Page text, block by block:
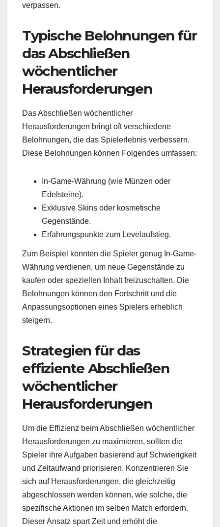
verpassen.
Typische Belohnungen für
das Abschließen
wöchentlicher
Herausforderungen
Das Abschließen wöchentlicher
Herausforderungen bringt oft verschiedene
Belohnungen, die das Spielerlebnis verbessern.
Diese Belohnungen können Folgendes umfassen:
In-Game-Währung (wie Münzen oder
Edelsteine).
Exklusive Skins oder kosmetische
Gegenstände.
Erfahrungspunkte zum Levelaufstieg.
Zum Beispiel könnten die Spieler genug In-Game-
Währung verdienen, um neue Gegenstände zu
kaufen oder speziellen Inhalt freizuschalten. Die
Belohnungen können den Fortschritt und die
Anpassungsoptionen eines Spielers erheblich
steigern.
Strategien für das
effiziente Abschließen
wöchentlicher
Herausforderungen
Um die Effizienz beim Abschließen wöchentlicher
Herausforderungen zu maximieren, sollten die
Spieler ihre Aufgaben basierend auf Schwierigkeit
und Zeitaufwand priorisieren. Konzentrieren Sie
sich auf Herausforderungen, die gleichzeitig
abgeschlossen werden können, wie solche, die
spezifische Aktionen im selben Match erfordern.
Dieser Ansatz spart Zeit und erhöht die